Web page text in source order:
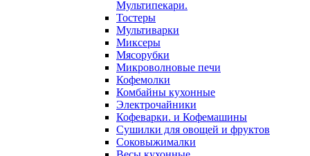
Мультипекари.
Тостеры
Мультиварки
Миксеры
Мясорубки
Микроволновые печи
Кофемолки
Комбайны кухонные
Электрочайники
Кофеварки. и Кофемашины
Сушилки для овощей и фруктов
Соковыжималки